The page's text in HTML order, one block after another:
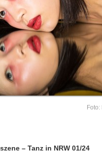
– Tanz in NRW 01/24